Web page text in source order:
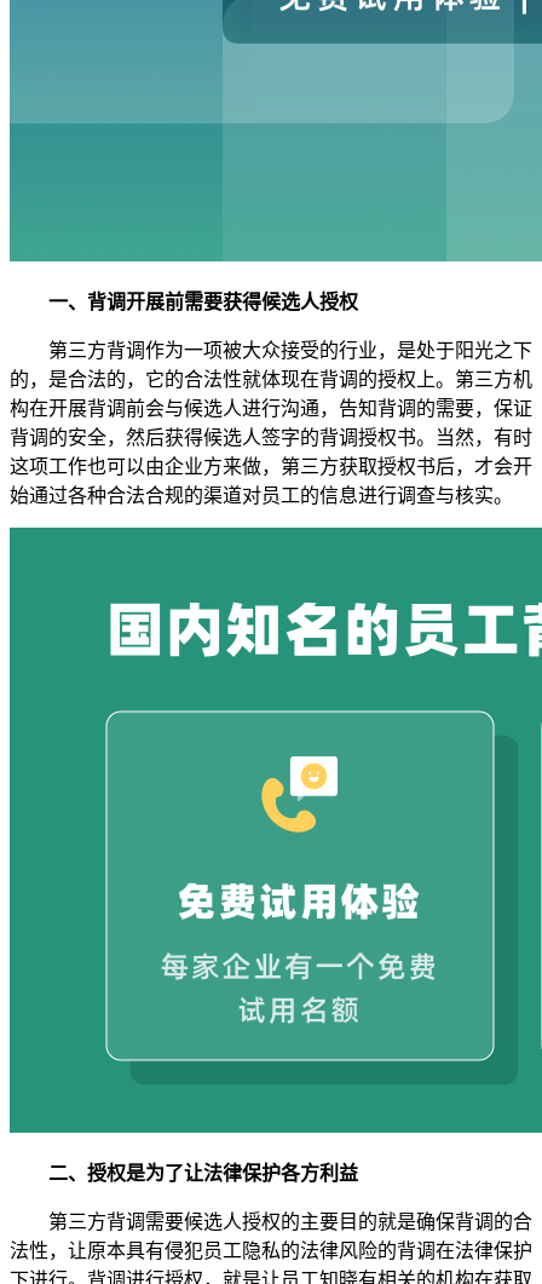
一、背调开展前需要获得候选人授权
第三方背调作为一项被大众接受的行业，是处于阳光之下
的，是合法的，它的合法性就体现在背调的授权上。第三方机
构在开展背调前会与候选人进行沟通，告知背调的需要，保证
背调的安全，然后获得候选人签字的背调授权书。当然，有时
这项工作也可以由企业方来做，第三方获取授权书后，才会开
始通过各种合法合规的渠道对员工的信息进行调查与核实。
二、授权是为了让法律保护各方利益
第三方背调需要候选人授权的主要目的就是确保背调的合
法性，让原本具有侵犯员工隐私的法律风险的背调在法律保护
下进行。背调进行授权，就是让员工知晓有相关的机构在获取